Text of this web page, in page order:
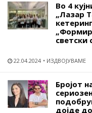
Во 4
„Лазар
светски
22.04.2024 ИЗДВОЈУВАМЕ
Бројот
дојде